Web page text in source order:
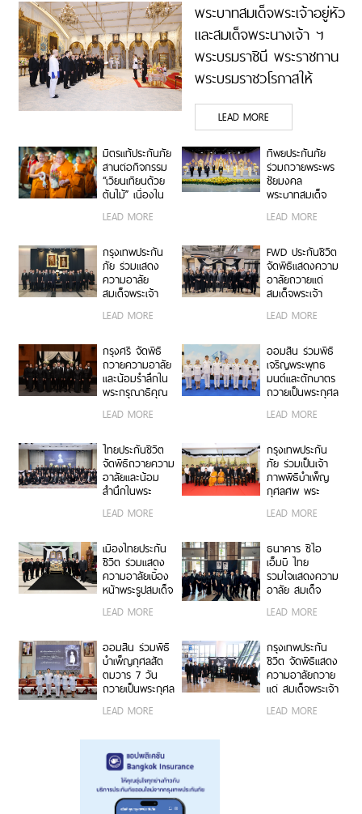
พระบาทสมเด็จพระเจ้าอยู่หัว
และสมเด็จพระนางเจ้า ฯ
พระบรมราชินี พระราชทาน
พระบรมราชวโรกาสให้
คณะกรรมการ ธนาคาร
กรุงเทพ จำกัด (มหาชน)
เฝ้าทูลละอองธุลีพระบาท
ถวายพระพรชัยมงคล
LEAD MORE
มิตรแท้ประกันภัย
สานต่อกิจกรรม
“เวียนเทียนด้วย
ต้นไม้” เนื่องใน
ณ วัดอรุณ
สืบสานพระพุทธ
ศาสนา ส่งเสริม
การทำบุญวิถีใหม่
เพื่อสิ่งแวดล้อมที่
LEAD MORE
ทิพยประกันภัย
ร่วมถวายพระพร
ชัยมงคล
พระบาทสมเด็จ
รามาธิบดีศรีสิน
กรณ พระวชิร
เกล้าเจ้าอยู่หัว
LEAD MORE
กรุงเทพประกัน
ภัย ร่วมแสดง
ความอาลัย
สมเด็จพระเจ้า
รกิติยาภา นเรนทิ
หลวงราชสาริณี
สิริพัชร มหาวัชร
ราชธิดา
LEAD MORE
FWD ประกันชีวิต
จัดพิธีแสดงความ
อาลัยถวายแด่
สมเด็จพระเจ้า
รกิติยาภา นเรนทิ
หลวงราชสาริณี
สิริพัชร มหาวัชร
ราชธิดา
LEAD MORE
กรุงศรี จัดพิธี
ถวายความอาลัย
และน้อมรำลึกใน
พระกรุณาธิคุณ
ลูกเธอ เจ้าฟ้าพัช
ราเทพยวดี กรม
หลวงราชสาริณี
สิริพัชร มหาวัชร
ราชธิดา
LEAD MORE
ออมสิน ร่วมพิธี
เจริญพระพุทธ
มนต์และตักบาตร
ถวายเป็นพระกุศล
ฉลองพระชนมายุ
สมเด็จพระ
สังฆราช
LEAD MORE
ไทยประกันชีวิต
จัดพิธีถวายความ
อาลัยและน้อม
สำนึกในพระ
ที่สุดมิได้ ถวาย
ลูกเธอ เจ้าฟ้าพัช
รกิติยาภา นเรนทิ
ราเทพยวดี กรม
หลวงราชสาริณี
สิริพัชร มหาวัชร
ราชธิดา
LEAD MORE
กรุงเทพประกัน
ภัย ร่วมเป็นเจ้า
ภาพพิธีบำเพ็ญ
กุศลศพ พระ
อดีตเจ้าอาวาสวัด
กาญจนาภิเษก
LEAD MORE
เมืองไทยประกัน
ชีวิต ร่วมแสดง
ความอาลัยเบื้อง
หน้าพระรูปสมเด็จ
พระเจ้าลูกเธอ
เจ้าฟ้าพัชรกิติยา
เทพยวดี กรม
หลวงราชสาริณี
สิริพัชร มหาวัชร
ราชธิดา
LEAD MORE
ธนาคาร ซีไอ
เอ็มบี ไทย
รวมใจแสดงความ
อาลัย สมเด็จ
เจ้าฟ้าพัชรกิติยา
LEAD MORE
ออมสิน ร่วมพิธี
บำเพ็ญกุศลสัต
ตมวาร 7 วัน
ถวายเป็นพระกุศล
ลูกเธอ เจ้าฟ้าพัช
ราเทพยวดี กรม
หลวงราชสาริณี
สิริพัชร มหาวัชร
ราชธิดา
LEAD MORE
กรุงเทพประกัน
ชีวิต จัดพิธีแสดง
ความอาลัยถวาย
แด่ สมเด็จพระเจ้า
รกิติยาภา นเรนทิ
LEAD MORE